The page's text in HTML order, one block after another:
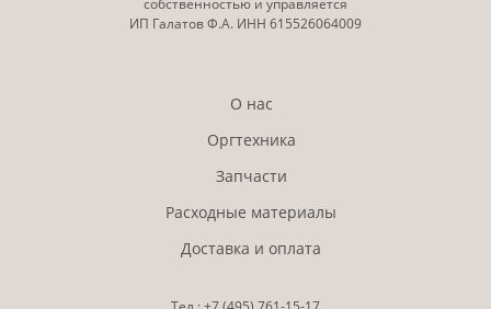
собственностью и управляется
ИП Галатов Ф.А. ИНН 615526064009
О нас
Оргтехника
Запчасти
Расходные материалы
Доставка и оплата